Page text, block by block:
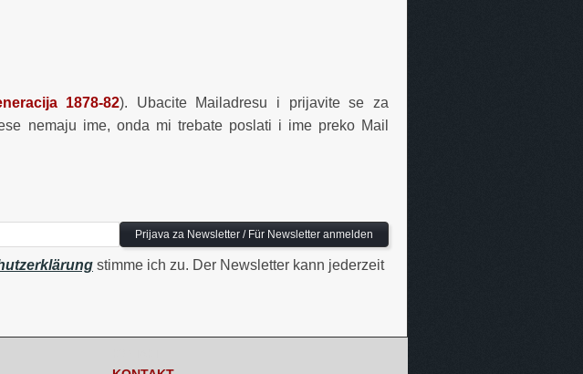
1878-82). Ubacite Mailadresu i prijavite se za
nemaju ime, onda mi trebate poslati i ime preko Mail
stimme ich zu. Der Newsletter kann jederzeit